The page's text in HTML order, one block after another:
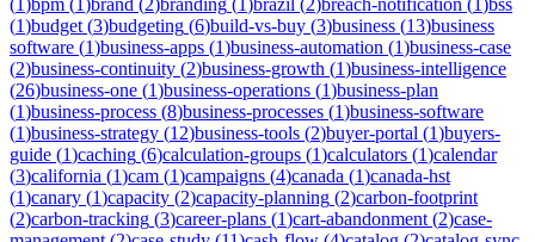
(1)budget (3)budgeting (6)build-vs-buy (3)business (13)business
software (1)business-apps (1)business-automation (1)business-case
(2)business-continuity (2)business-growth (1)business-intelligence
(26)business-one (1)business-operations (1)business-plan
(1)business-process (8)business-processes (1)business-software
(1)business-strategy (12)business-tools (2)buyer-portal (1)buyers-
guide (1)caching (6)calculation-groups (1)calculators (1)calendar
(3)california (1)cam (1)campaigns (4)canada (1)canada-hst
(1)canary (1)capacity (2)capacity-planning (2)carbon-footprint
(2)carbon-tracking (3)career-plans (1)cart-abandonment (2)case-